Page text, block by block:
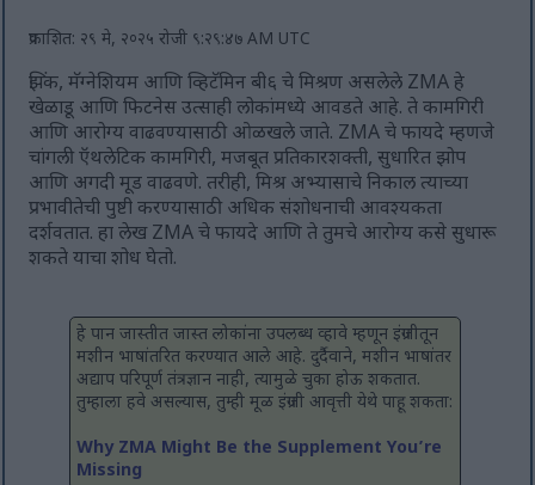
प्रकाशित: २९ मे, २०२५ रोजी ९:२९:४७ AM UTC
झिंक, मॅग्नेशियम आणि व्हिटॅमिन बी६ चे मिश्रण असलेले ZMA हे
खेळाडू आणि फिटनेस उत्साही लोकांमध्ये आवडते आहे. ते कामगिरी
आणि आरोग्य वाढवण्यासाठी ओळखले जाते. ZMA चे फायदे म्हणजे
चांगली ऍथलेटिक कामगिरी, मजबूत प्रतिकारशक्ती, सुधारित झोप
आणि अगदी मूड वाढवणे. तरीही, मिश्र अभ्यासाचे निकाल त्याच्या
प्रभावीतेची पुष्टी करण्यासाठी अधिक संशोधनाची आवश्यकता
दर्शवतात. हा लेख ZMA चे फायदे आणि ते तुमचे आरोग्य कसे सुधारू
शकते याचा शोध घेतो.
हे पान जास्तीत जास्त लोकांना उपलब्ध व्हावे म्हणून इंग्रजीतून
मशीन भाषांतरित करण्यात आले आहे. दुर्दैवाने, मशीन भाषांतर
अद्याप परिपूर्ण तंत्रज्ञान नाही, त्यामुळे चुका होऊ शकतात.
तुम्हाला हवे असल्यास, तुम्ही मूळ इंग्रजी आवृत्ती येथे पाहू शकता:
Why ZMA Might Be the Supplement You’re
Missing